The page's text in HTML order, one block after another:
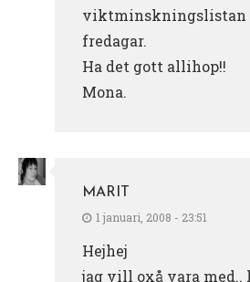
viktminskningslistan
fredagar.
Ha det gott allihop!!
Mona.
MARIT
1 januari, 2008 - 23:51
Hejhej
jag vill oxå vara med..